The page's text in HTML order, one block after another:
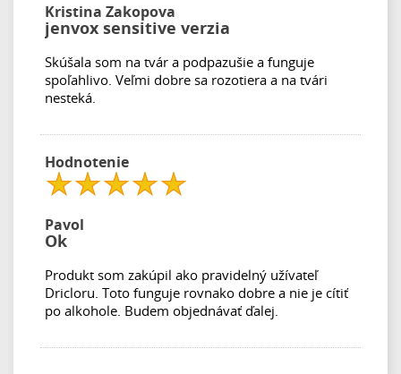
Kristina Zakopova
jenvox sensitive verzia
Skúšala som na tvár a podpazušie a funguje
spoľahlivo. Veľmi dobre sa rozotiera a na tvári
nesteká.
Hodnotenie
Pavol
Ok
Produkt som zakúpil ako pravidelný užívateľ
Dricloru. Toto funguje rovnako dobre a nie je cítiť
po alkohole. Budem objednávať ďalej.